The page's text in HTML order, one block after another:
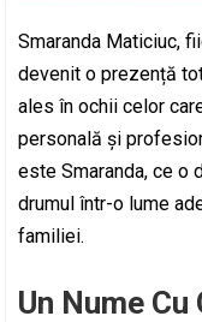
Smaranda Maticiuc,
devenit o prezență
ales în ochii celor
personală și
este Smaranda, ce o
drumul într-o lume
familiei.
Un Nume